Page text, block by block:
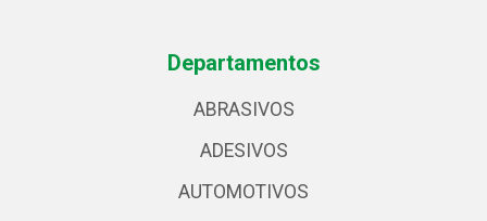
Departamentos
ABRASIVOS
ADESIVOS
AUTOMOTIVOS